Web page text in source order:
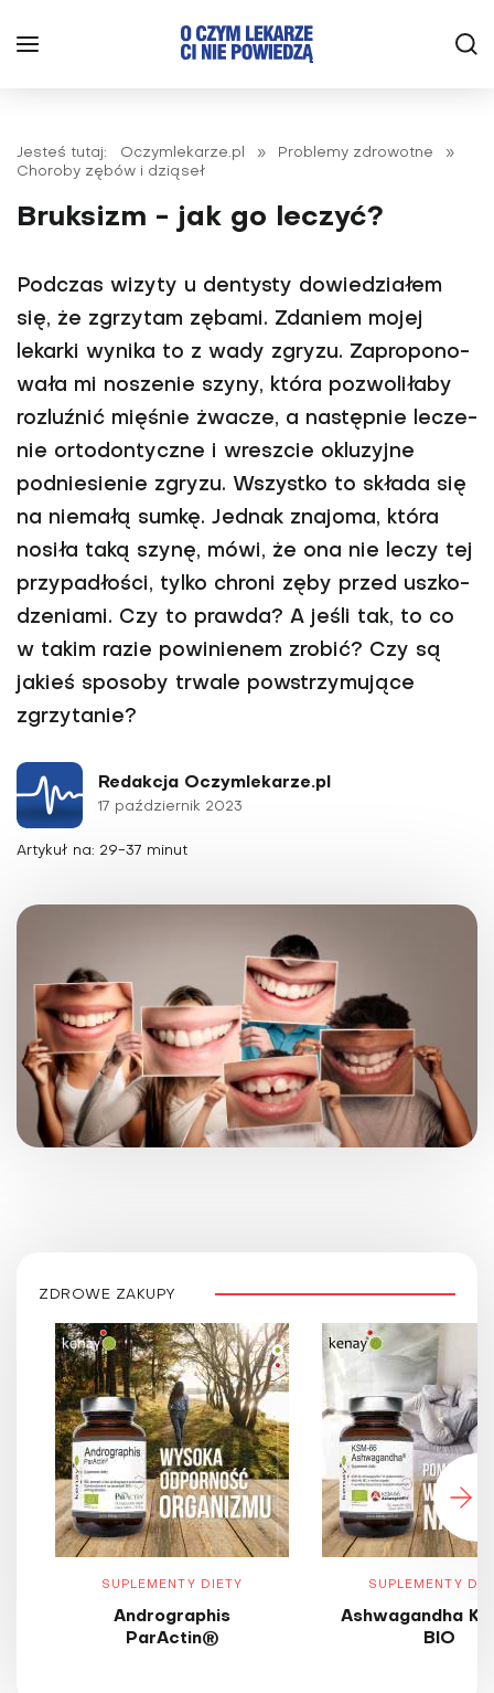
Jesteś tutaj: Oczymlekarze.pl » Problemy zdrowotne
»
Choroby zębów i dziąseł
Bruksizm - jak go leczyć?
Podczas wizyty u dentysty dowiedziałem
się, że zgrzytam zębami. Zda­niem mojej
lekarki wynika to z wady zgryzu. Zapropono­
wała mi noszenie szyny, która pozwoliłaby
rozluźnić mięśnie żwacze, a następnie lecze­
nie ortodontyczne i wresz­cie okluzyjne
podniesienie zgryzu. Wszystko to składa się
na niemałą sumkę. Jed­nak znajoma, która
nosiła taką szynę, mówi, że ona nie leczy tej
przypadłości, tylko chroni zęby przed uszko­
dzeniami. Czy to prawda? A jeśli tak, to co
w takim razie powinienem zrobić? Czy są
jakieś sposoby trwale powstrzymujące
zgrzytanie?
Redakcja Oczymlekarze.pl
17 październik 2023
Artykuł na: 29-37 minut
ZDROWE ZAKUPY
SUPLEMENTY DIETY
Andrographis
ParActin®
SUPLEMENTY
Ashwagandha
BIO